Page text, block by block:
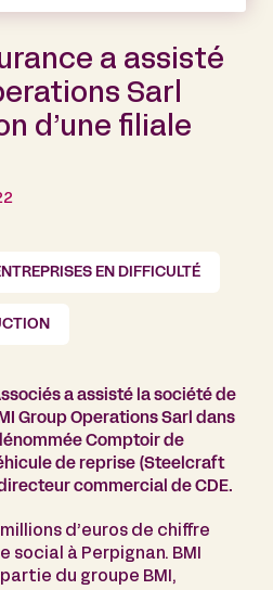
a assisté
Sarl
d’une filiale
EN DIFFICULTÉ
a assisté la société de
Group Operations Sarl dans
Comptoir de
de reprise (Steelcraft
commercial de CDE.
d’euros de chiffre
social à Perpignan. BMI
du groupe BMI,